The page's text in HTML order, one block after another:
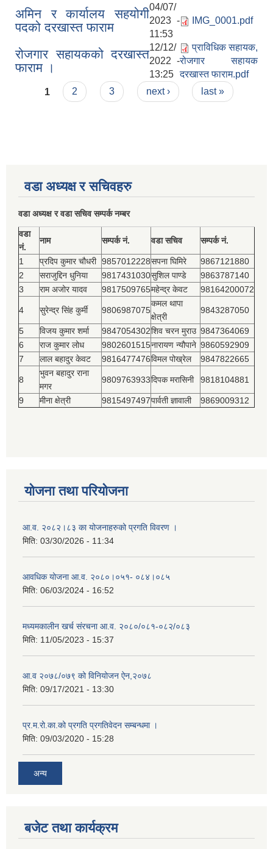
अमिन र कार्यालय सहयोगी
पदको दरखास्त फाराम
04/07/
2023 -
11:53
IMG_0001.pdf
रोजगार सहायकको दरखास्त
फाराम ।
12/12/
2022 -
13:25
प्राविधिक सहायक,
रोजगार सहायक
दरखास्त फाराम.pdf
Pages
1 2 3 next › last »
वडा अध्यक्ष र सचिवहरु
वडा अध्यक्ष र वडा सचिव सम्पर्क नम्बर
वडा
नं.
नाम सम्पर्क नं. वडा सचिव सम्पर्क नं.
1 प्रदिप कुमार चौधरी 9857012228सपना घिमिरे
9867121880
2
सराजुद्दिन धुनिया 9817431030सुशिल पाण्डे
9863787140
3
राम अजोर यादव 9817509765महेन्द्र केवट 98164200072
4 सुरेन्द्र सिंह कुर्मी 9806987075
कमल थापा
क्षेत्री
9843287050
5 विजय कुमार शर्मा 9847054302शिव चरन मुराउ 9847364069
6
राज कुमार लोध 9802601515नारायण न्यौपाने 9860592909
7
लाल बहादुर केवट 9816477476विमल पोख्रेल 9847822665
8
भुवन बहादुर राना
मगर
9809763933दिपक मरासिनी 9818104881
9 मीना क्षेत्री 9815497497पार्वती ज्ञावाली 9869009312
योजना तथा परियोजना
आ.व. २०८२।८३ का योजनाहरुको प्रगति विवरण ।
मिति: 03/30/2026 - 11:34
आवधिक योजना आ.व. २०८०।०५१- ०८४।०८५
मिति: 06/03/2024 - 16:52
मध्यमकालीन खर्च संरचना आ.व. २०८०/०८१-०८२/०८३
मिति: 11/05/2023 - 15:37
आ.व २०७८/०७९ को विनियोजन ऐन,२०७८
मिति: 09/17/2021 - 13:30
प्र.म.रो.का.को प्रगति प्रगतिवेदन सम्बन्धमा ।
मिति: 09/03/2020 - 15:28
अन्य
बजेट तथा कार्यक्रम